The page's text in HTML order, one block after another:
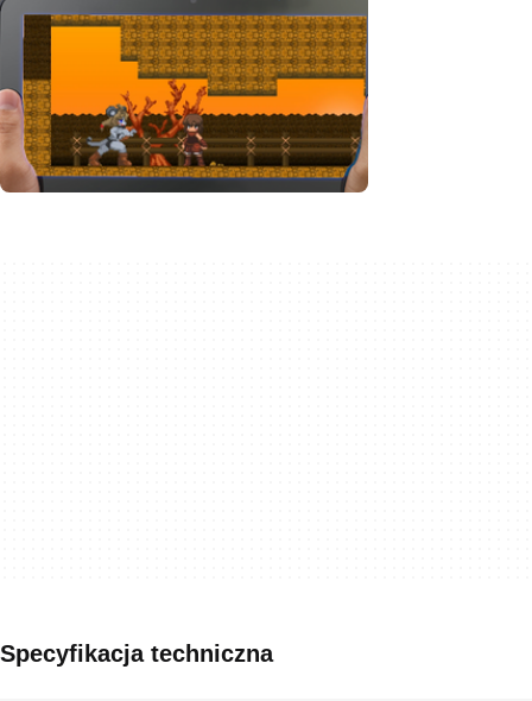
Specyfikacja techniczna